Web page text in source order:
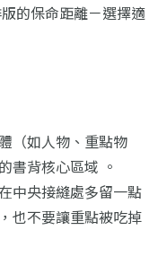
的保命距離－選擇適
（如人物、重點物
書背核心區域 。
中央接縫處多留一點
也不要讓重點被吃掉